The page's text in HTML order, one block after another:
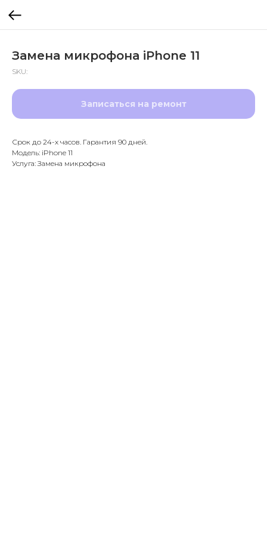
Замена микрофона iPhone 11
SKU:
Записаться на ремонт
Срок до 24-х часов. Гарантия 90 дней.
Модель: iPhone 11
Услуга: Замена микрофона